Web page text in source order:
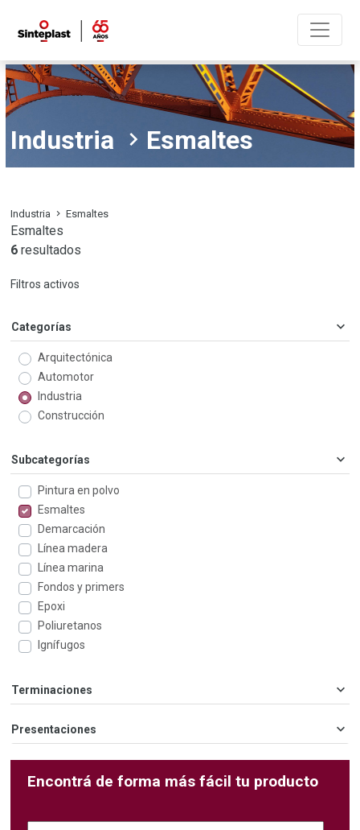
Industria Esmaltes
Industria Esmaltes
Esmaltes
6 resultados
Filtros activos
Categorías
Arquitectónica
Automotor
Industria
Construcción
Subcategorías
Pintura en polvo
Esmaltes
Demarcación
Línea madera
Línea marina
Fondos y primers
Epoxi
Poliuretanos
Ignífugos
Terminaciones
Presentaciones
Encontrá de forma más fácil tu producto